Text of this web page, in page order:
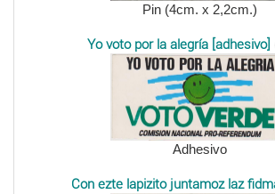
Pin (4cm. x 2,2cm.)
Yo voto por la alegría [adhesivo]
Adhesivo
Con ezte lapizito juntamoz laz